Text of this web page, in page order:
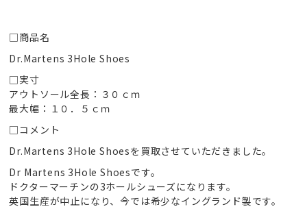
□商品名
Dr.Martens 3Hole Shoes
□実寸
アウトソール全長：３０ｃｍ
最大幅：１０．５ｃｍ
□コメント
Dr.Martens 3Hole Shoesを買取させていただきました。
Dr Martens 3Hole Shoesです。
ドクターマーチンの3ホールシューズになります。
英国生産が中止になり、今では希少なイングランド製です。